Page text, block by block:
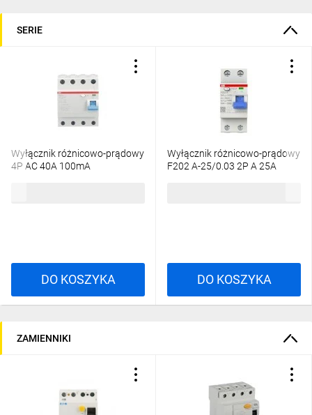
SERIE
Wyłącznik różnicowo-prądowy
4P AC 40A 100mA
DO KOSZYKA
Wyłącznik różnicowo-prądowy
F202 A-25/0.03 2P A 25A
DO KOSZYKA
ZAMIENNIKI